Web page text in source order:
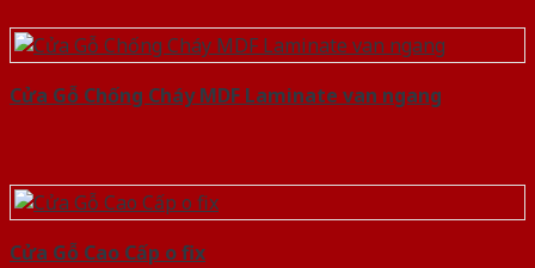
Cửa Gỗ Chống Cháy MDF Laminate van ngang
Cửa Gỗ Cao Cấp o fix